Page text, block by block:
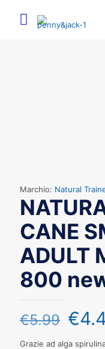
Marchio: Natural
CANE
ADULT
800
€5.99 €
Grazie ad alga